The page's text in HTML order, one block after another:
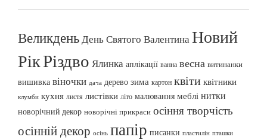
ВеликденьДень Святого ВалентинаНовий
РікРіздво Ялинка аплікації ванна весна витинанки
вишивка віночки дача дерево зима картон квіти квітники
клумби кухня листя листівки літо малювання меблі нитки
новорічний декор новорічні прикраси осіння творчість
осінній декор осінь папір писанки пластилін пташки